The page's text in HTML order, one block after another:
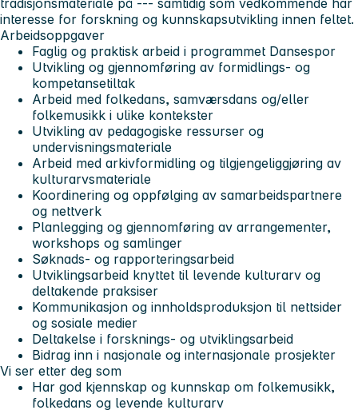
tradisjonsmateriale på --- samtidig som vedkommende har
interesse for forskning og kunnskapsutvikling innen feltet.
Arbeidsoppgaver
Faglig og praktisk arbeid i programmet Dansespor
Utvikling og gjennomføring av formidlings- og
kompetansetiltak
Arbeid med folkedans, samværsdans og/eller
folkemusikk i ulike kontekster
Utvikling av pedagogiske ressurser og
undervisningsmateriale
Arbeid med arkivformidling og tilgjengeliggjøring av
kulturarvsmateriale
Koordinering og oppfølging av samarbeidspartnere
og nettverk
Planlegging og gjennomføring av arrangementer,
workshops og samlinger
Søknads- og rapporteringsarbeid
Utviklingsarbeid knyttet til levende kulturarv og
deltakende praksiser
Kommunikasjon og innholdsproduksjon til nettsider
og sosiale medier
Deltakelse i forsknings- og utviklingsarbeid
Bidrag inn i nasjonale og internasjonale prosjekter
Vi ser etter deg som
Har god kjennskap og kunnskap om folkemusikk,
folkedans og levende kulturarv